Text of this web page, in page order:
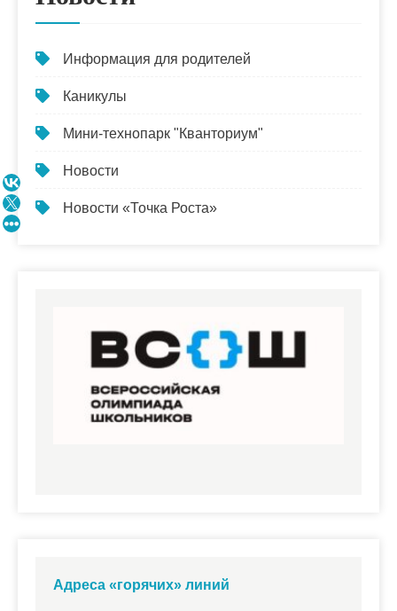
Информация для родителей
Каникулы
Мини-технопарк "Кванториум"
Новости
Новости «Точка Роста»
Адреса «горячих» линий